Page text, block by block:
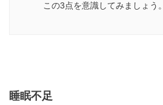
この3点を意識してみましょう。
睡眠不足